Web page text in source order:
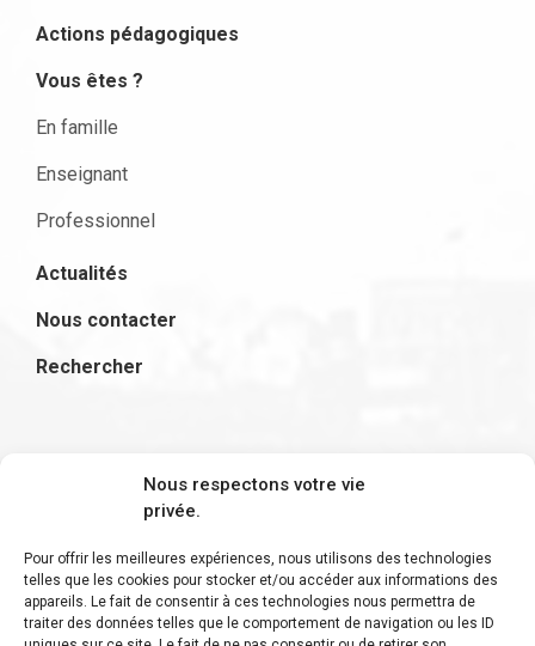
Nous respectons votre vie
privée.
Pour offrir les meilleures expériences, nous utilisons des technologies
telles que les cookies pour stocker et/ou accéder aux informations des
appareils. Le fait de consentir à ces technologies nous permettra de
traiter des données telles que le comportement de navigation ou les ID
Actions pédagogiques
Vous êtes ?
En famille
Enseignant
Professionnel
Actualités
Nous contacter
Rechercher
S'inscrire à la newsletter
Restez informé des derniers ajouts et des